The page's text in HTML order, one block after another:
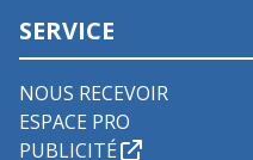
SERVICE
NOUS RECEVOIR
ESPACE PRO
PUBLICITÉ